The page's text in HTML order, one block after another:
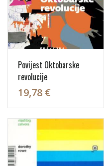
Povijest Oktobarske
revolucije
19,78 €